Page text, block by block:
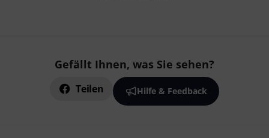
Gefällt Ihnen, was Sie sehen?
Teilen Hilfe & Feedback